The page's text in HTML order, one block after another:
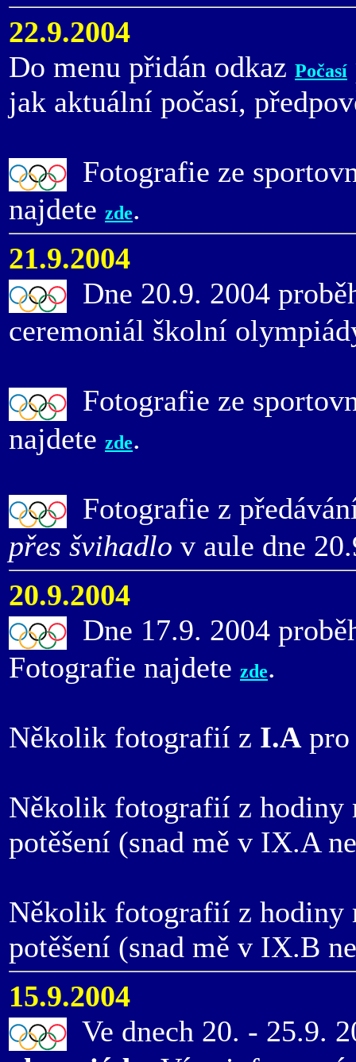
22.9.2004
Do menu přidán odkaz Počasí
jak aktuální počasí,
Fotografie ze
najdete zde.
21.9.2004
Dne 20.9. 2004
ceremoniál školní
Fotografie ze
najdete zde.
Fotografie z
přes švihadlo v aule dne
20.9.2004
Dne 17.9. 2004
Fotografie najdete zde.
Několik fotografií z I.A pro
Několik fotografií z
potěšení (snad mě v IX.A
Několik fotografií z
potěšení (snad mě v IX.B
15.9.2004
Ve dnech 20. - 25.9.